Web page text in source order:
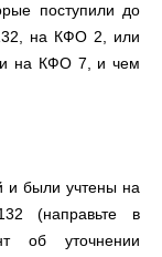
поступили до
на КФО 2, или
на КФО 7, и чем
и были учтены на
(направьте в
об уточнении